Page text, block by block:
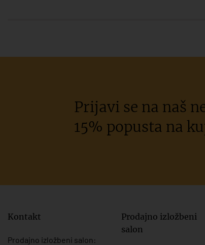
Prijavi se na naš
15% popusta na
Kontakt
Prodajno izložbeni salon:
Prodajno izložbeni
salon